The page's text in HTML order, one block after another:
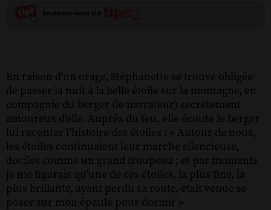
En raison d'un orage, Stéphanette se trouve obligée
de passer la nuit à la belle étoile sur la montagne, en
compagnie du berger (le narrateur) secrètement
amoureux d'elle. Auprès du feu, elle écoute le berger
lui raconter l’histoire des étoiles : « Autour de nous,
les étoiles continuaient leur marche silencieuse,
dociles comme un grand troupeau ; et par moments
je me figurais qu’une de ces étoiles, la plus fine, la
plus brillante, ayant perdu sa route, était venue se
poser sur mon épaule pour dormir »